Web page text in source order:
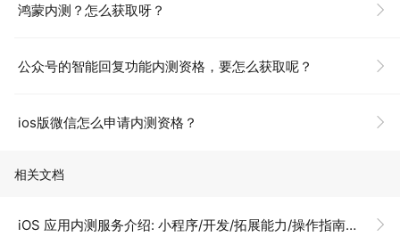
鸿蒙内测？怎么获取呀？
公众号的智能回复功能内测资格，要怎么获取呢？
ios版微信怎么申请内测资格？
相关文档
iOS 应用内测服务介绍: 小程序/开发/拓展能力/操作指南/iOS 内测分发/内测分发服务介绍